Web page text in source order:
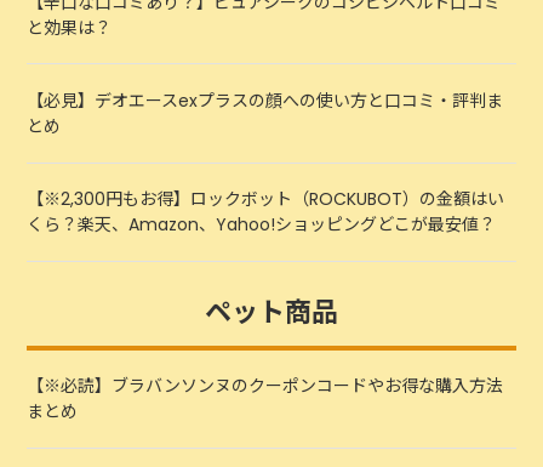
と効果は？
【必見】デオエースexプラスの顔への使い方と口コミ・評判ま
とめ
【※2,300円もお得】ロックボット（ROCKUBOT）の金額はい
くら？楽天、Amazon、Yahoo!ショッピングどこが最安値？
ペット商品
【※必読】ブラバンソンヌのクーポンコードやお得な購入方法
まとめ